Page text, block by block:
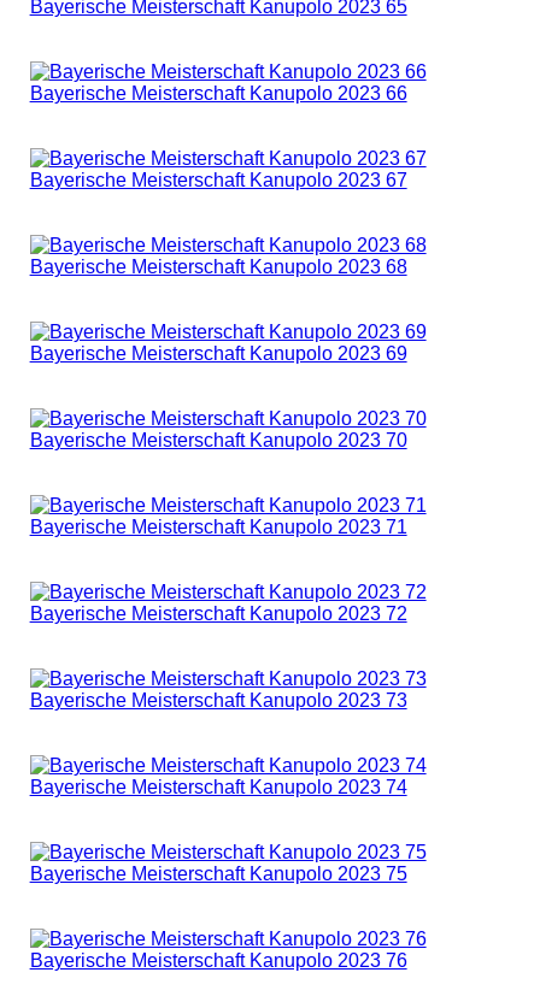
Bayerische Meisterschaft Kanupolo 2023 65
Bayerische Meisterschaft Kanupolo 2023 66
Bayerische Meisterschaft Kanupolo 2023 67
Bayerische Meisterschaft Kanupolo 2023 68
Bayerische Meisterschaft Kanupolo 2023 69
Bayerische Meisterschaft Kanupolo 2023 70
Bayerische Meisterschaft Kanupolo 2023 71
Bayerische Meisterschaft Kanupolo 2023 72
Bayerische Meisterschaft Kanupolo 2023 73
Bayerische Meisterschaft Kanupolo 2023 74
Bayerische Meisterschaft Kanupolo 2023 75
Bayerische Meisterschaft Kanupolo 2023 76